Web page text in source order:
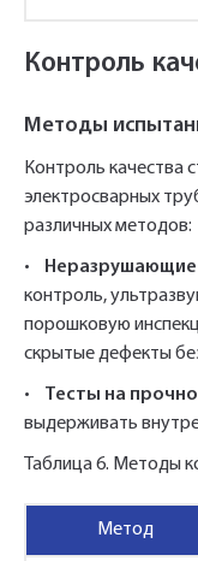
Контроль
Методы
Контроль качества
электросварных
различных методов:
• Неразрушающие
контроль,
порошковую
скрытые дефекты
• Тесты на
выдерживать
Таблица 6. Методы
Метод